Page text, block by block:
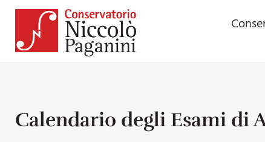
Calendario degli Esami di